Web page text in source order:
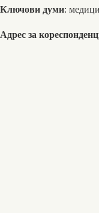
Ключови думи:
Адрес за